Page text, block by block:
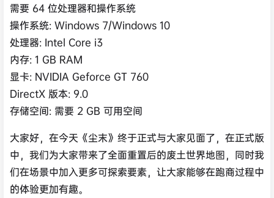
需要 64 位处理器和操作系统
操作系统: Windows 7/Windows 10
处理器: Intel Core i3
内存: 1 GB RAM
显卡: NVIDIA Geforce GT 760
DirectX 版本: 9.0
存储空间: 需要 2 GB 可用空间
大家好，在今天《尘末》终于正式与大家见面了，在正式版
中，我们为大家带来了全面重置后的废土世界地图，同时我
们在场景中加入更多可探索要素，让大家能够在跑商过程中
的体验更加有趣。